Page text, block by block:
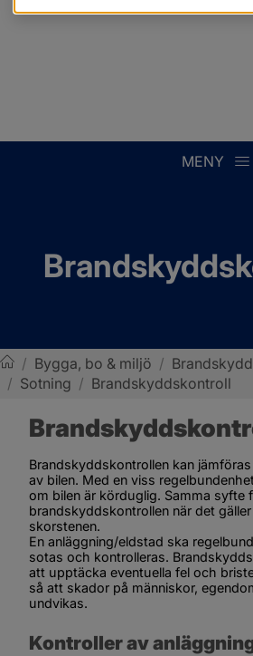
MENY
Sotenäs kommun
/ Bygga, bo & miljö /
/ Sotning / Brandskyddskontroll
Brandskyddskontrollen kan
av bilen. Med en viss
om bilen är körduglig. Samma syfte
brandskyddskontrollen när det
skorstenen.
En anläggning/eldstad ska
sotas och kontrolleras.
att upptäcka eventuella fel och
så att skador på människor,
undvikas.
Kontroller av